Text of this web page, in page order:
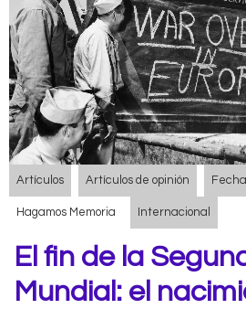
Artículos Artículos de opinión
Hagamos Memoria Internacional
El fin de la
Mundial: el